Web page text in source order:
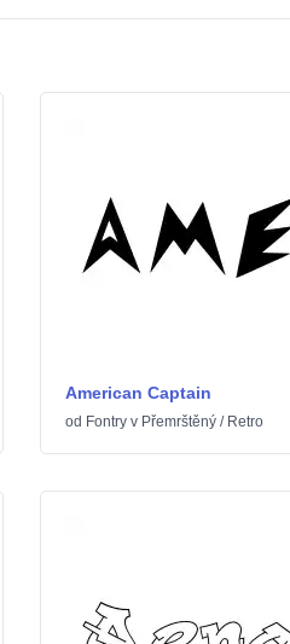
American Captain
od Fontryv Přemrštěný/ Retro